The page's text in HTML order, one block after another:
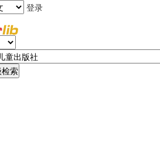
登录